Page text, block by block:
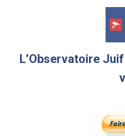
L’Observatoire